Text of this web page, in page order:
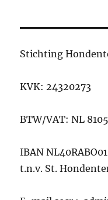
Stichting
KVK: 24320273
BTW/VAT: NL
IBAN
t.n.v. St.